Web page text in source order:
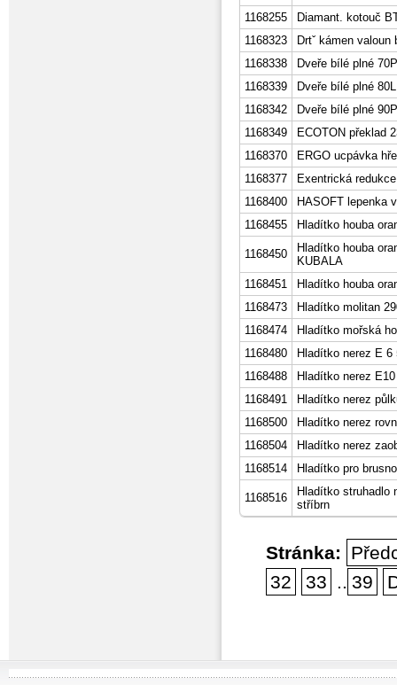
1168255
Diamant. kotouč
1168323
Drtˇ kámen
1168338
Dveře bílé plné 70P
1168339
Dveře bílé plné 80L
1168342
Dveře bílé plné 90P
1168349
ECOTON překlad
1168370
ERGO ucpávka
1168377
Exentrická
1168400
HASOFT lepenka
1168455
Hladítko houba
1168450
Hladítko houba
KUBALA
1168451
Hladítko houba
1168473
Hladítko molitan
1168474
Hladítko mořská
1168480
Hladítko nerez E 6
1168488
Hladítko nerez
1168491
Hladítko nerez
1168500
Hladítko nerez
1168504
Hladítko nerez
1168514
Hladítko pro
1168516
Hladítko struhadlo
stříbrn
Stránka:
32
33 .. 39